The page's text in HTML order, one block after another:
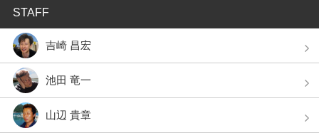
STAFF
吉崎 昌宏
池田 竜一
山辺 貴章